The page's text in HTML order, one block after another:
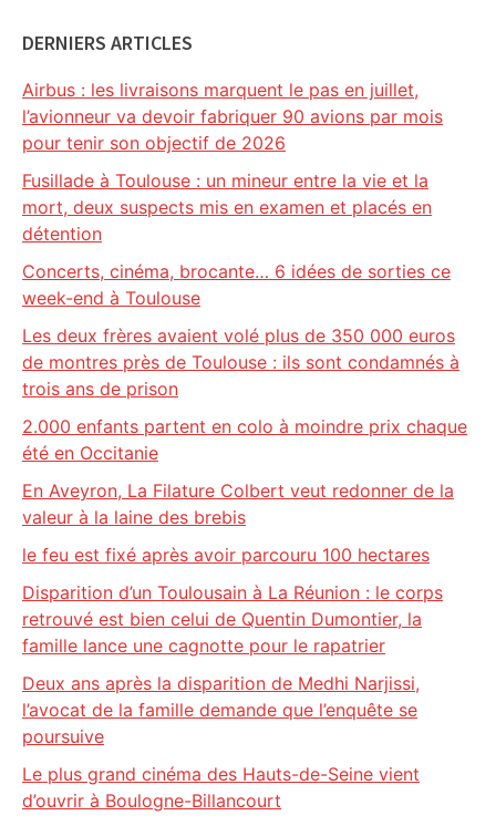
DERNIERS ARTICLES
Airbus : les livraisons marquent le pas en juillet,
l’avionneur va devoir fabriquer 90 avions par mois
pour tenir son objectif de 2026
Fusillade à Toulouse : un mineur entre la vie et la
mort, deux suspects mis en examen et placés en
détention
Concerts, cinéma, brocante… 6 idées de sorties ce
week-end à Toulouse
Les deux frères avaient volé plus de 350 000 euros
de montres près de Toulouse : ils sont condamnés à
trois ans de prison
2.000 enfants partent en colo à moindre prix chaque
été en Occitanie
En Aveyron, La Filature Colbert veut redonner de la
valeur à la laine des brebis
le feu est fixé après avoir parcouru 100 hectares
Disparition d’un Toulousain à La Réunion : le corps
retrouvé est bien celui de Quentin Dumontier, la
famille lance une cagnotte pour le rapatrier
Deux ans après la disparition de Medhi Narjissi,
l’avocat de la famille demande que l’enquête se
poursuive
Le plus grand cinéma des Hauts-de-Seine vient
d’ouvrir à Boulogne-Billancourt